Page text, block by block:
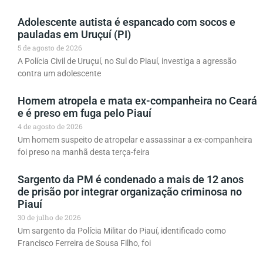
Adolescente autista é espancado com socos e
pauladas em Uruçuí (PI)
5 de agosto de 2026
A Polícia Civil de Uruçuí, no Sul do Piauí, investiga a agressão
contra um adolescente
Homem atropela e mata ex-companheira no Ceará
e é preso em fuga pelo Piauí
4 de agosto de 2026
Um homem suspeito de atropelar e assassinar a ex-companheira
foi preso na manhã desta terça-feira
Sargento da PM é condenado a mais de 12 anos
de prisão por integrar organização criminosa no
Piauí
30 de julho de 2026
Um sargento da Polícia Militar do Piauí, identificado como
Francisco Ferreira de Sousa Filho, foi